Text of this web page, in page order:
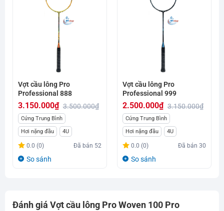
Vợt cầu lông Pro
Professional 888
3.500.000₫
Giá
gốc
là:
3.500.000₫.
3.150.000₫
Giá
hiện
tại
là:
Cứng Trung Bình
Hơi nặng đầu
4U
0.0 (0) Đã bán 52
So sánh
Vợt cầu lông Pro
Professional 999
3.150.000₫
Giá
gốc
là:
3.150.000₫.
2.500.000₫
Giá
hiện
tại
là:
Cứng Trung Bình
Hơi nặng đầu
4U
0.0 (0) Đã bán30
So sánh
Đánh giá Vợt cầu lông Pro Woven 100 Pro